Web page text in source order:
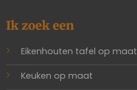
Ik zoek een
Eikenhouten tafel op maat
Keuken op maat